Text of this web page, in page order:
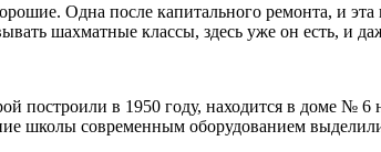
Одна после капитального ремонта, и
шахматные классы, здесь уже он есть, и
построили в 1950 году, находится в доме №
школы современным оборудованием